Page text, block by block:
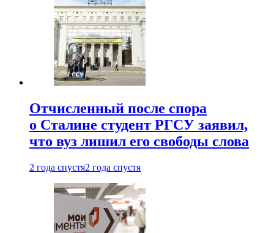
Отчисленный после спора
о Сталине студент РГСУ заявил,
что вуз лишил его свободы слова
2 года спустя2 года спустя